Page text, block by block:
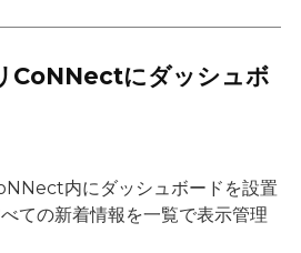
CoNNectにダッシュボ
内にダッシュボードを設置
ての新着情報を一覧で表示管理